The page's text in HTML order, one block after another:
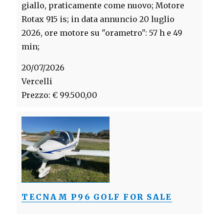
giallo, praticamente come nuovo; Motore
Rotax 915 is; in data annuncio 20 luglio
2026, ore motore su "orametro": 57 h e 49
min;
20/07/2026
Vercelli
Prezzo: € 99.500,00
TECNAM P96 GOLF FOR SALE